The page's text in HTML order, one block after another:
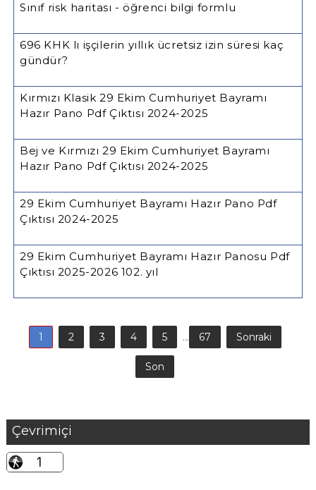
Sınıf risk haritası - öğrenci bilgi formlu
696 KHK lı işçilerin yıllık ücretsiz izin süresi kaç
gündür?
Kırmızı Klasik 29 Ekim Cumhuriyet Bayramı
Hazır Pano Pdf Çıktısı 2024-2025
Bej ve Kırmızı 29 Ekim Cumhuriyet Bayramı
Hazır Pano Pdf Çıktısı 2024-2025
29 Ekim Cumhuriyet Bayramı Hazır Pano Pdf
Çıktısı 2024-2025
29 Ekim Cumhuriyet Bayramı Hazır Panosu Pdf
Çıktısı 2025-2026 102. yıl
1 2 3 4 5 ... 67 Sonraki
Son
Çevrimiçi